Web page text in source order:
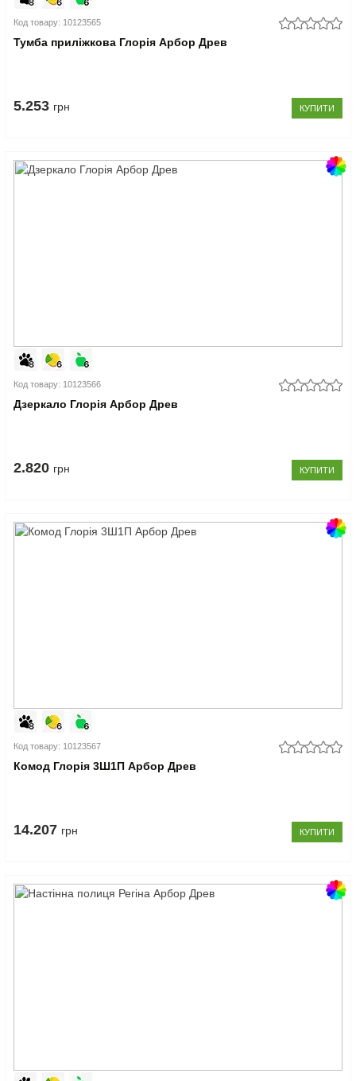
Код товару: 10123565
Тумба приліжкова Глорія Арбор Древ
5.253 грн КУПИТИ
Код товару: 10123566
Дзеркало Глорія Арбор Древ
2.820 грн КУПИТИ
Код товару: 10123567
Комод Глорія 3Ш1П Арбор Древ
14.207 грн КУПИТИ